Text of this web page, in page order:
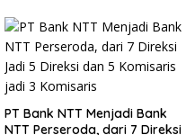
PT Bank NTT Menjadi Bank
NTT Perseroda, dari 7 Direksi